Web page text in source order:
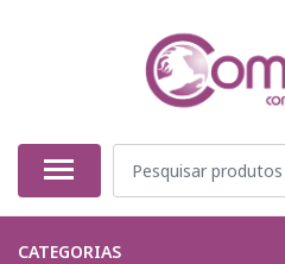
CATEGORIAS